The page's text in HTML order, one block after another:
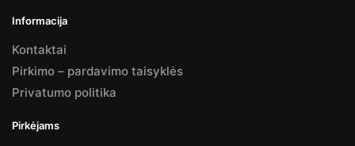
Informacija
Kontaktai
Pirkimo – pardavimo taisyklės
Privatumo politika
Pirkėjams